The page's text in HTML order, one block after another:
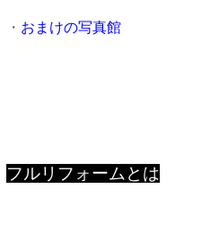
・ おまけの写真館
フルリフォームとは